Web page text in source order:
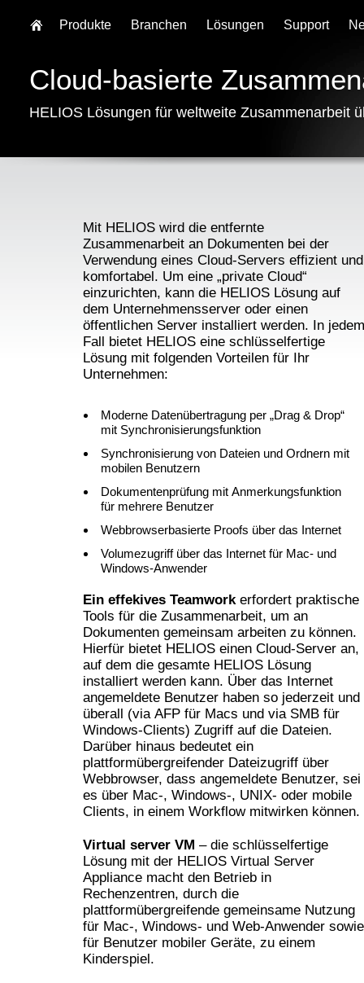
Cloud-basierte
HELIOS Lösungen für weltweite Zusammenarbeit
Mit HELIOS wird die entfernte
Zusammenarbeit an Dokumenten bei der
Verwendung eines Cloud-Servers effizient und
komfortabel. Um eine „private Cloud“
einzurichten, kann die HELIOS Lösung auf
dem Unternehmensserver oder einen
öffentlichen Server installiert werden. In jedem
Fall bietet HELIOS eine schlüsselfertige
Lösung mit folgenden Vorteilen für Ihr
Unternehmen:
Moderne Datenübertragung per „Drag & Drop“
mit Synchronisierungsfunktion
Synchronisierung von Dateien und Ordnern mit
mobilen Benutzern
Dokumentenprüfung mit Anmerkungsfunktion
für mehrere Benutzer
Webbrowserbasierte Proofs über das Internet
Volumezugriff über das Internet für Mac- und
Windows-Anwender
Ein effekives Teamworkerfordert praktische
Tools für die Zusammenarbeit, um an
Dokumenten gemeinsam arbeiten zu können.
Hierfür bietet HELIOS einen Cloud-Server an,
auf dem die gesamte HELIOS Lösung
installiert werden kann. Über das Internet
angemeldete Benutzer haben so jederzeit und
überall (via AFP für Macs und via SMB für
Windows-Clients) Zugriff auf die Dateien.
Darüber hinaus bedeutet ein
plattformübergreifender Dateizugriff über
Webbrowser, dass angemeldete Benutzer, sei
es über Mac-, Windows-, UNIX- oder mobile
Clients, in einem Workflow mitwirken können.
Virtual server VM – die schlüsselfertige
Lösung mit der HELIOS Virtual Server
Appliance macht den Betrieb in
Rechenzentren, durch die
plattformübergreifende gemeinsame Nutzung
für Mac-, Windows- und Web-Anwender sowie
für Benutzer mobiler Geräte, zu einem
Kinderspiel.
Produkte Branchen Lösungen Support